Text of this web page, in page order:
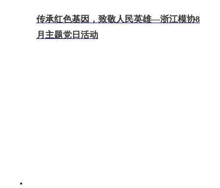
传承红色基因，致敬人民英雄—浙江模协8
月主题党日活动